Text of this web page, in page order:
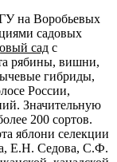
на Воробьевых
садовых
сад с
рябины, вишни,
гибриды,
России,
Значительную
200 сортов.
яблони селекции
Е.Н. Седова, С.Ф.